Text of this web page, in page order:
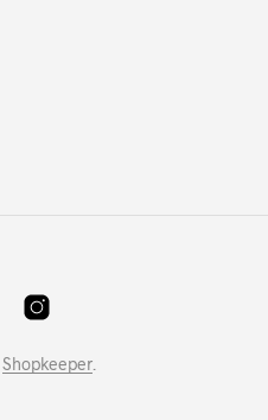
Shopkeeper.